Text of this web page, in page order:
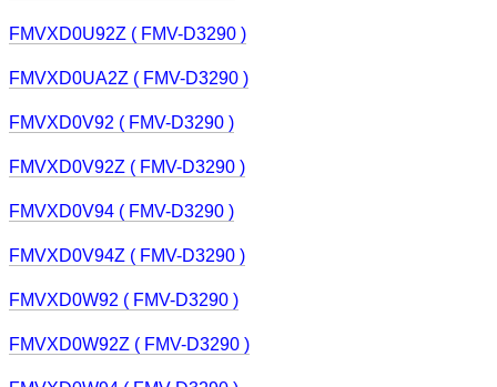
FMVXD0U92Z ( FMV-D3290 )
FMVXD0UA2Z ( FMV-D3290 )
FMVXD0V92 ( FMV-D3290 )
FMVXD0V92Z ( FMV-D3290 )
FMVXD0V94 ( FMV-D3290 )
FMVXD0V94Z ( FMV-D3290 )
FMVXD0W92 ( FMV-D3290 )
FMVXD0W92Z ( FMV-D3290 )